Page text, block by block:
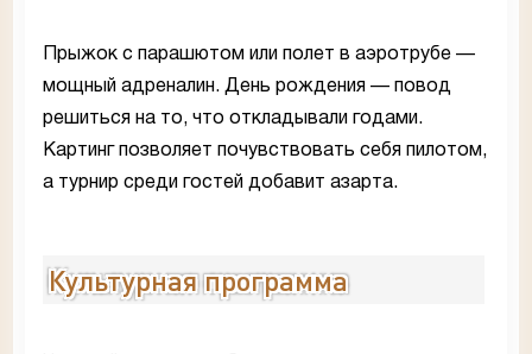
Прыжок с парашютом или полет в аэротрубе —
мощный адреналин. День рождения — повод
решиться на то, что откладывали годами.
Картинг позволяет почувствовать себя пилотом,
а турнир среди гостей добавит азарта.
Культурная программа